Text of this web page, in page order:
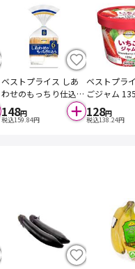
ベストプライス しあ
わせのもっちり仕込み
（国産米粉入り）6枚
入
148円
税込159.84円
ベストプラ
ごジャム
128円
税込138.24円